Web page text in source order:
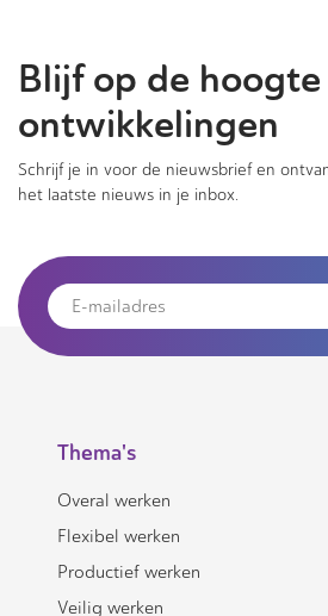
Blijf op de hoogte
ontwikkelingen
Schrijf je in voor de nieuwsbrief en
het laatste nieuws in je inbox.
Thema's
Overal werken
Flexibel werken
Productief werken
Veilig werken